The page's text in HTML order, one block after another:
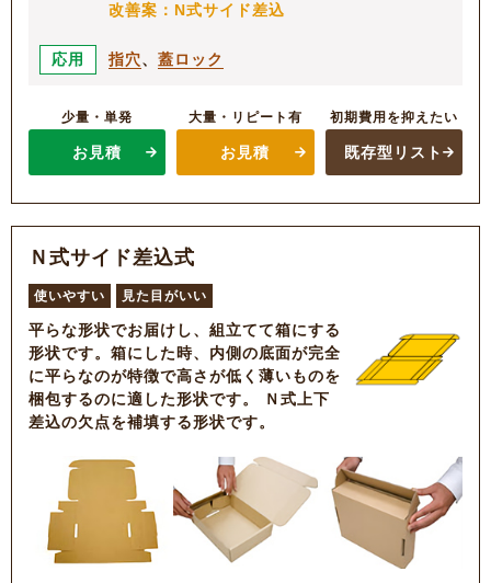
改善案：N式サイド差込
応用 指穴、 蓋ロック
少量・単発
お見積
大量・リピート有
お見積
初期費用を抑えたい
既存型リスト
Ｎ式サイド差込式
使いやすい 見た目がいい
平らな形状でお届けし、組立てて箱にする
形状です。箱にした時、内側の底面が完全
に平らなのが特徴で高さが低く薄いものを
梱包するのに適した形状です。 Ｎ式上下
差込の欠点を補填する形状です。